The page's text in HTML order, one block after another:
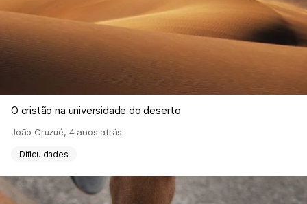
O cristão na universidade do deserto
João Cruzué, 4 anos atrás
Dificuldades